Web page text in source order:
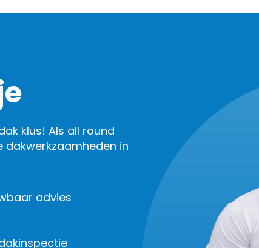
klus! Als all round
dakwerkzaamheden in
advies